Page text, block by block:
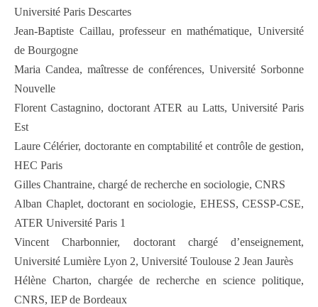
Université Paris Descartes
Jean-Baptiste Caillau, professeur en mathématique, Université
de Bourgogne
Maria Candea, maîtresse de conférences, Université Sorbonne
Nouvelle
Florent Castagnino, doctorant ATER au Latts, Université Paris
Est
Laure Célérier, doctorante en comptabilité et contrôle de gestion,
HEC Paris
Gilles Chantraine, chargé de recherche en sociologie, CNRS
Alban Chaplet, doctorant en sociologie, EHESS, CESSP-CSE,
ATER Université Paris 1
Vincent Charbonnier, doctorant chargé d’enseignement,
Université Lumière Lyon 2, Université Toulouse 2 Jean Jaurès
Hélène Charton, chargée de recherche en science politique,
CNRS, IEP de Bordeaux